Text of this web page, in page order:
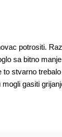
potrositi.
sa bitno
to stvarno
gasiti